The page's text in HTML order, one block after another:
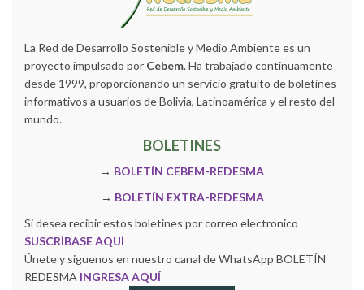
La Red de Desarrollo Sostenible y Medio Ambiente es un
proyecto impulsado por Cebem. Ha trabajado continuamente
desde 1999, proporcionando un servicio gratuito de boletines
informativos a usuarios de Bolivia, Latinoamérica y el resto del
mundo.
BOLETINES
→ BOLETÍN CEBEM-REDESMA
→ BOLETÍN EXTRA-REDESMA
Si desea recibir estos boletines por correo electronico
SUSCRÍBASE AQUÍ
Únete y siguenos en nuestro canal de WhatsApp BOLETÍN
REDESMA INGRESA AQUÍ